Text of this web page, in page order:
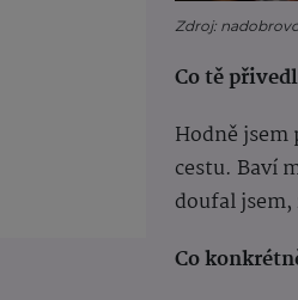
Zdroj:
Co tě
Hodně
cestu. Baví
doufal
Co